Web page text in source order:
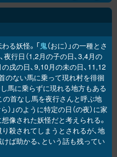
る妖怪。「鬼（おに）」の一種とさ
夜行日（1,2月の子の日、3,4月の
戌の日、9,10月の未の日、11,12
のない馬に乗って現れ村を徘徊
馬に乗らずに現れる地方もある
の首なし馬を夜行さんと呼ぶ地
）」のように特定の日（の夜）に家
像された妖怪だと考えられる。
殺されてしまうとされるが、地
ば助かる、という話も残ってい